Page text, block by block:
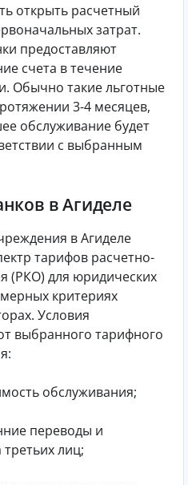
открыть расчетный
затрат.
предоставляют
счета в течение
Обычно такие льготные
3-4 месяцев,
обслуживание будет
с выбранным
в Агиделе
в Агиделе
тарифов расчетно-
(РКО) для юридических
критериях
Условия
выбранного тарифного
обслуживания;
переводы и
лиц;